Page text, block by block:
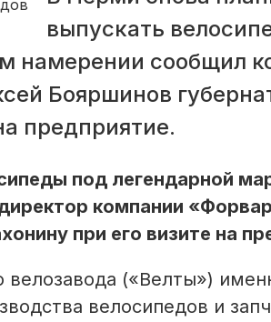
выпускать
намерении сообщил
Бояршинов
предприятие.
под легендарной
компании
при его визите на
(«Велты»)
велосипедов и